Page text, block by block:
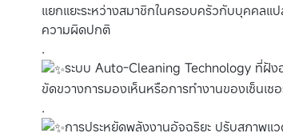
แยกแยะระหว่างสมาชิกในครอบครัวกับบุคคลแ
ความผิดปกติ
.
ระบบ Auto-Cleaning Technology ที่ฝัง
ขัดขวางการมองเห็นหรือการทำงานของเซ็นเ
.
การประหยัดพลังงานอัจฉริยะ ปรับสภาพแ